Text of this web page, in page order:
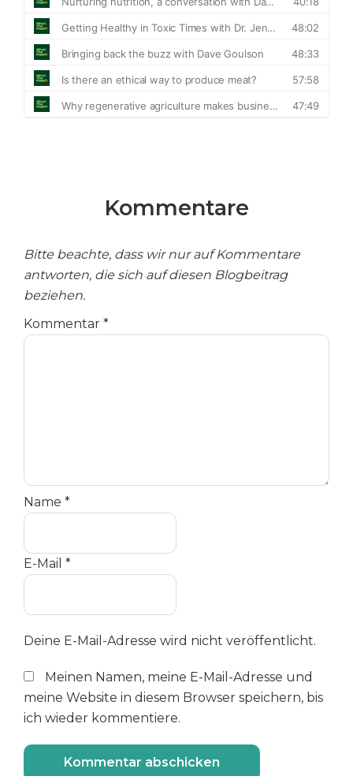
Kommentare
Bitte beachte, dass wir nur auf Kommentare
antworten, die sich auf diesen Blogbeitrag
beziehen.
Kommentar *
Name *
E-Mail *
Deine E-Mail-Adresse wird nicht veröffentlicht.
Meinen Namen, meine E-Mail-Adresse und
meine Website in diesem Browser speichern, bis
ich wieder kommentiere.